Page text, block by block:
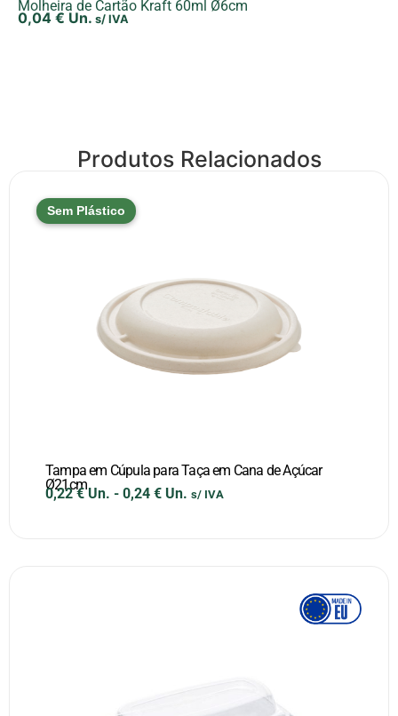
Molheira de Cartão Kraft 60ml Ø6cm
0,04 € Un. s/ IVA
Produtos Relacionados
Sem Plástico
Tampa em Cúpula para Taça em Cana de Açúcar
Ø21cm
0,22€ Un. - 0,24 € Un. s/ IVA